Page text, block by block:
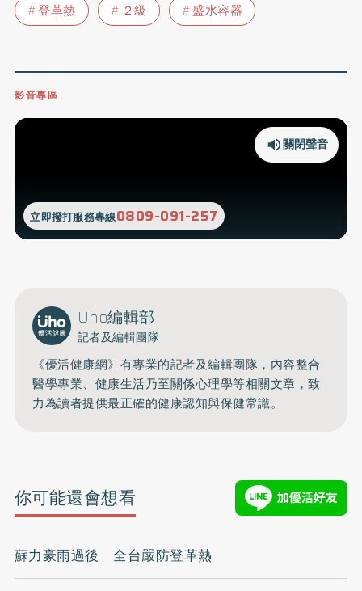
登革熱 ２級 盛水容器
影音專區
立即撥打服務專線0809-091-257
關閉聲音
Uho編輯部
記者及編輯團隊
《優活健康網》有專業的記者及編輯團隊，內容整合
醫學專業、健康生活乃至關係心理學等相關文章，致
力為讀者提供最正確的健康認知與保健常識。
你可能還會想看
蘇力豪雨過後 全台嚴防登革熱